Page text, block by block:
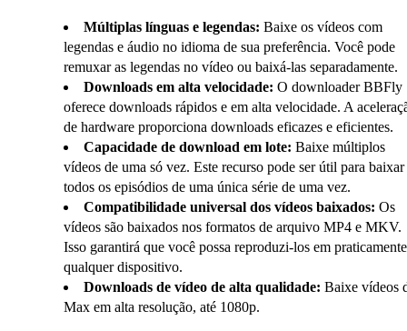
Múltiplas línguas e legendas: Baixe os vídeos com
legendas e áudio no idioma de sua preferência. Você pode
remuxar as legendas no vídeo ou baixá-las separadamente.
Downloads em alta velocidade: O downloader BBFly
oferece downloads rápidos e em alta velocidade. A
de hardware proporciona downloads eficazes e eficientes.
Capacidade de download em lote: Baixe múltiplos
vídeos de uma só vez. Este recurso pode ser útil para baixar
todos os episódios de uma única série de uma vez.
Compatibilidade universal dos vídeos baixados: Os
vídeos são baixados nos formatos de arquivo MP4 e MKV.
Isso garantirá que você possa reproduzi-los em praticamente
qualquer dispositivo.
Downloads de vídeo de alta qualidade: Baixe vídeos
Max em alta resolução, até 1080p.